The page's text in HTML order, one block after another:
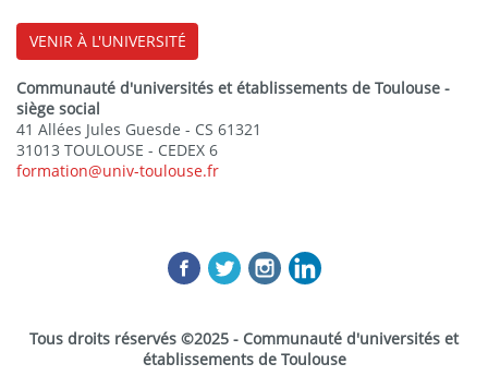
VENIR À L'UNIVERSITÉ
Communauté d'universités et établissements de Toulouse -
siège social
41 Allées Jules Guesde - CS 61321
31013 TOULOUSE - CEDEX 6
formation@univ-toulouse.fr
Tous droits réservés ©2025 - Communauté d'universités et
établissements de Toulouse